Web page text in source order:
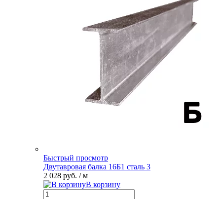
Быстрый просмотр
Двутавровая балка 16Б1 сталь 3
2 028 руб. / м
В корзину